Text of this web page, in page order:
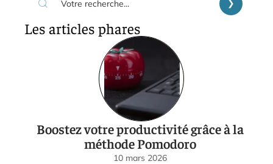
Les articles phares
Boostez votre productivité grâce à la
méthode Pomodoro
10 mars 2026